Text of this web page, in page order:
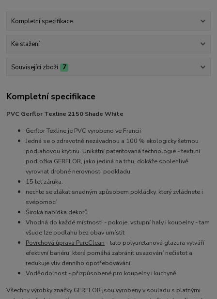
Kompletní specifikace
Ke stažení
Související zboží 7
Kompletní specifikace
PVC Gerflor Texline 2150 Shade White
Gerflor Texline je PVC vyrobeno ve Francii
Jedná se o zdravotně nezávadnou a 100 % ekologicky šetrnou
podlahovou krytinu. Unikátní patentovaná technologie - textilní
podložka GERFLOR, jako jediná na trhu, dokáže spolehlivě
vyrovnat drobné nerovnosti podkladu.
15 let záruka.
nechte se zlákat snadným způsobem pokládky, který zvládnete i
svépomocí
Široká nabídka dekorů
Vhodná do každé místnosti - pokoje, vstupní haly i koupelny - tam
všude lze podlahu bez obav umístit
Povrchová úprava PureClean - tato polyuretanová glazura vytváří
efektivní bariéru, která pomáhá zabránit usazování nečistot a
redukuje vliv denního opotřebovávání
Voděodolnost - přizpůsobené pro koupelny i kuchyně
Všechny výrobky značky GERFLOR jsou vyrobeny v souladu s platnými